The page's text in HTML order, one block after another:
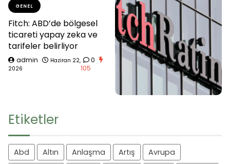
GENEL
Fitch: ABD’de bölgesel
ticareti yapay zeka ve
tarifeler belirliyor
admin
Haziran 22,
2026
0
105
Etiketler
Abd Altın Anlaşma Artış
Avrupa